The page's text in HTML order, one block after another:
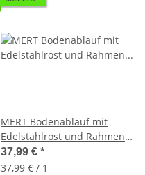
MERT Bodenablauf mit
Edelstahlrost und Rahmen
"stripes" (304), 150x150 mm
37,99 € *
37,99 € / 1